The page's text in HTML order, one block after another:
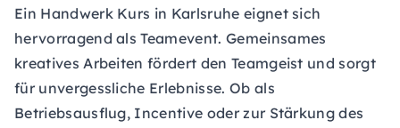
Ein Handwerk Kurs in Karlsruhe eignet sich
hervorragend als Teamevent. Gemeinsames
kreatives Arbeiten fördert den Teamgeist und sorgt
für unvergessliche Erlebnisse. Ob als
Betriebsausflug, Incentive oder zur Stärkung des